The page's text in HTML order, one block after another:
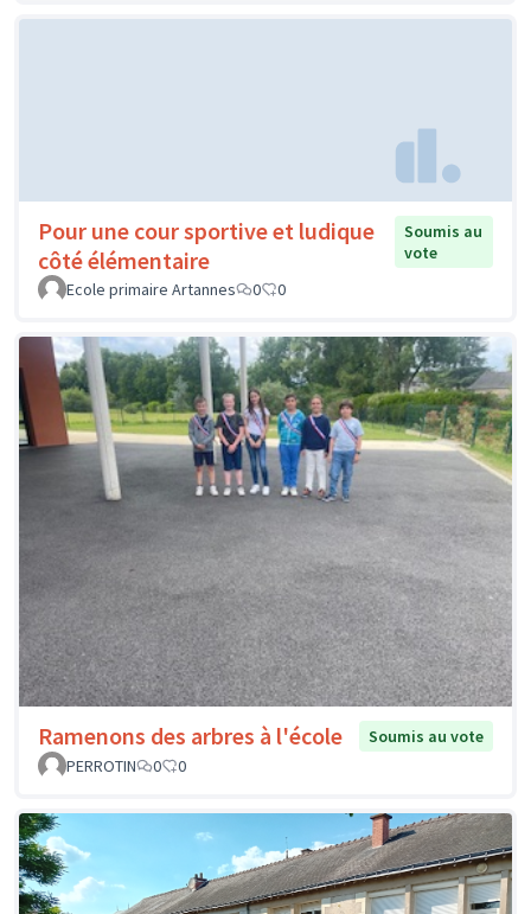
Pour une cour sportive et ludique
côté élémentaire
Soumis au
vote
Ecole primaire Artannes
0 0
Ramenons des arbres à l'école
Soumis au vote
PERROTIN
0 0